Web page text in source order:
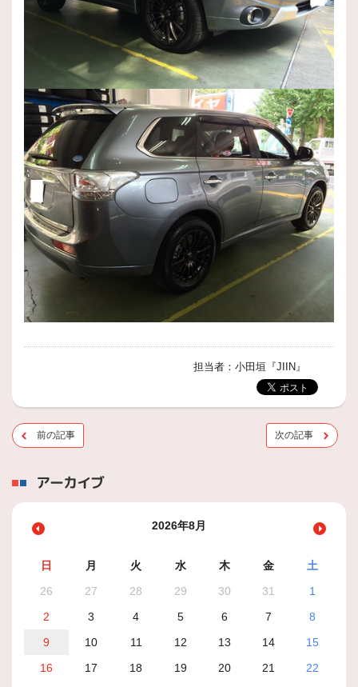
担当者：小田垣『JIIN』
前の記事 次の記事
アーカイブ
2026年8月
日 月 火 水 木 金
土
26
27 28 29 30 31
1
2
3 4 5 6 7
8
9
10 11 12 13 14
15
16
17 18 19 20 21
22